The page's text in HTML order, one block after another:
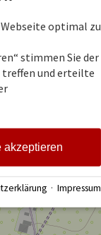
optimal zu
stimmen Sie der
treffen und erteilte
akzeptieren
· Impressum